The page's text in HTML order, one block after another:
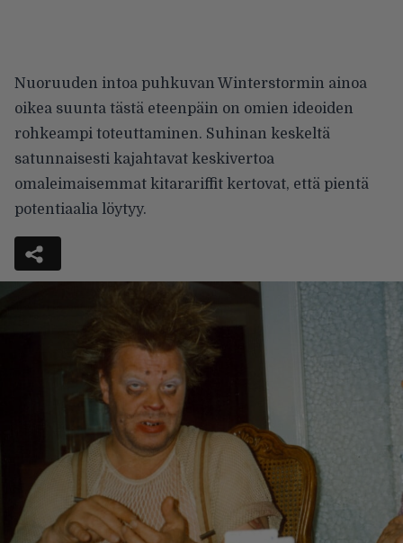
Nuoruuden intoa puhkuvan Winterstormin ainoa
oikea suunta tästä eteenpäin on omien ideoiden
rohkeampi toteuttaminen. Suhinan keskeltä
satunnaisesti kajahtavat keskivertoa
omaleimaisemmat kitarariffit kertovat, että pientä
potentiaalia löytyy.